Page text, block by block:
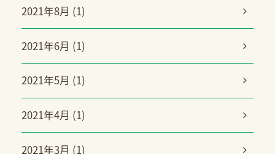
2021年8月 (1)
2021年6月 (1)
2021年5月 (1)
2021年4月 (1)
2021年3月 (1)